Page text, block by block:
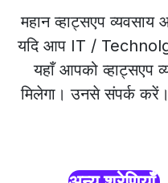
महान व्हाट्सएप
यदि आप IT /
यहाँ आपको व्हाट्सएप
मिलेगा। उनसे संपर्क